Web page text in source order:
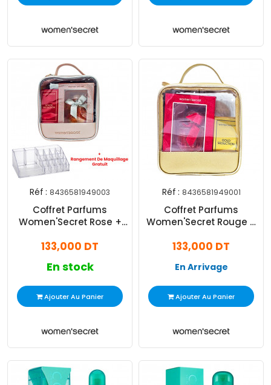
Réf : 8436581949003
Coffret Parfums
Women'Secret Rose +
133,000 DT
En stock
Ajouter Au Panier
Réf : 8436581949001
Coffret Parfums
Women'Secret Rouge +
133,000 DT
En Arrivage
Ajouter Au Panier